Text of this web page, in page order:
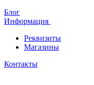
Блог
Информация
Реквизиты
Магазины
Контакты